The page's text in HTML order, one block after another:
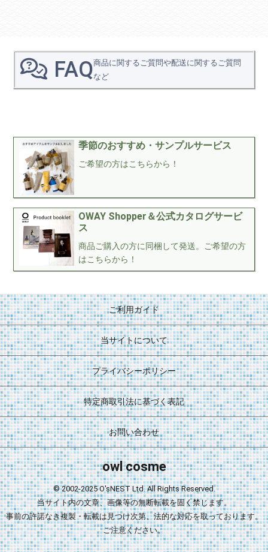
FAQ商品に関するご質問や配送に関するご質問
など
季節のおすすめ・サンプルサービス
ご希望の方はこちらから！
OWAY Shopper＆公式カタログサービ
ス
商品ご購入の方に同梱して発送。ご希望の方
はこちらから！
ご利用ガイド
当サイトについて
プライバシーポリシー
特定商取引法に基づく表記
お問い合わせ
owl cosme
© 2002-2025 O'sNEST Ltd. All Rights Reserved.
当サイト内の文章、画像等の無断転載を固く禁じます。
事前の許諾なき複製・転載は見つけ次第、法的な対応を取っております。
ご注意ください。